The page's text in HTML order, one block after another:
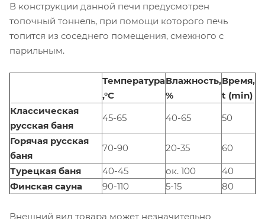
В конструкции данной печи предусмотрен
топочный тоннель, при помощи которого печь
топится из соседнего помещения, смежного с
парильным.
Температура
,°С
Влажность,
%
Время,
t (min)
Классическая
русская баня
45-65 40-65 50
Горячая русская
баня
70-90 20-35 60
Турецкая баня 40-45 ок. 100
40
Финская сауна
90-110 5-15 80
Внешний вид товара может незначительно